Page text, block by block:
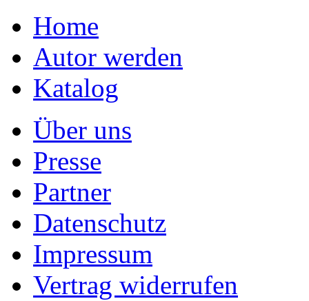
Home
Autor werden
Katalog
Über uns
Presse
Partner
Datenschutz
Impressum
Vertrag widerrufen